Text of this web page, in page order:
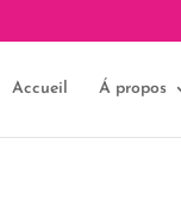
Accueil Á propos